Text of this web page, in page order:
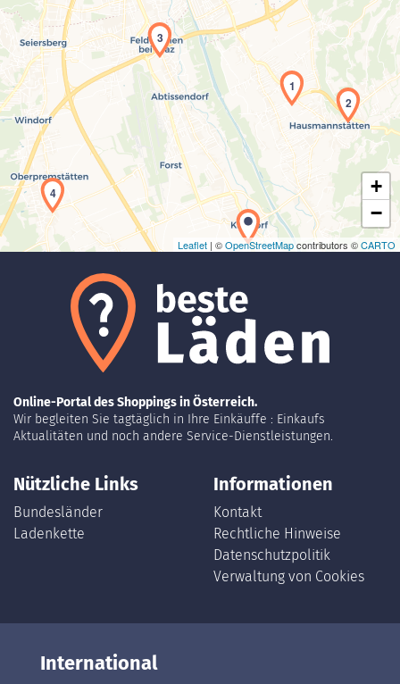
Laden der Karte...
1
2
3
4
+
−
Leaflet | ©OpenStreetMapcontributors ©CARTO
Online-Portal des Shoppings in Österreich.
Wir begleiten Sie tagtäglich in Ihre Einkäuffe : Einkaufs
Aktualitäten und noch andere Service-Dienstleistungen.
Nützliche Links
Bundesländer
Ladenkette
Informationen
Kontakt
Rechtliche Hinweise
Datenschutzpolitik
Verwaltung von Cookies
International